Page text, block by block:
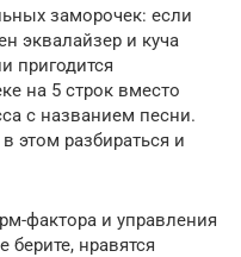
заморочек: если
эквалайзер и куча
пригодится
на 5 строк вместо
с названием песни.
этом разбираться и
фактора и управления
нравятся